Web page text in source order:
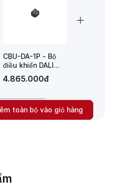
CBU-DA-1P - Bộ
điều khiển DALI
Casambi Olfer
4.865.000đ
toàn bộ vào giỏ hàng